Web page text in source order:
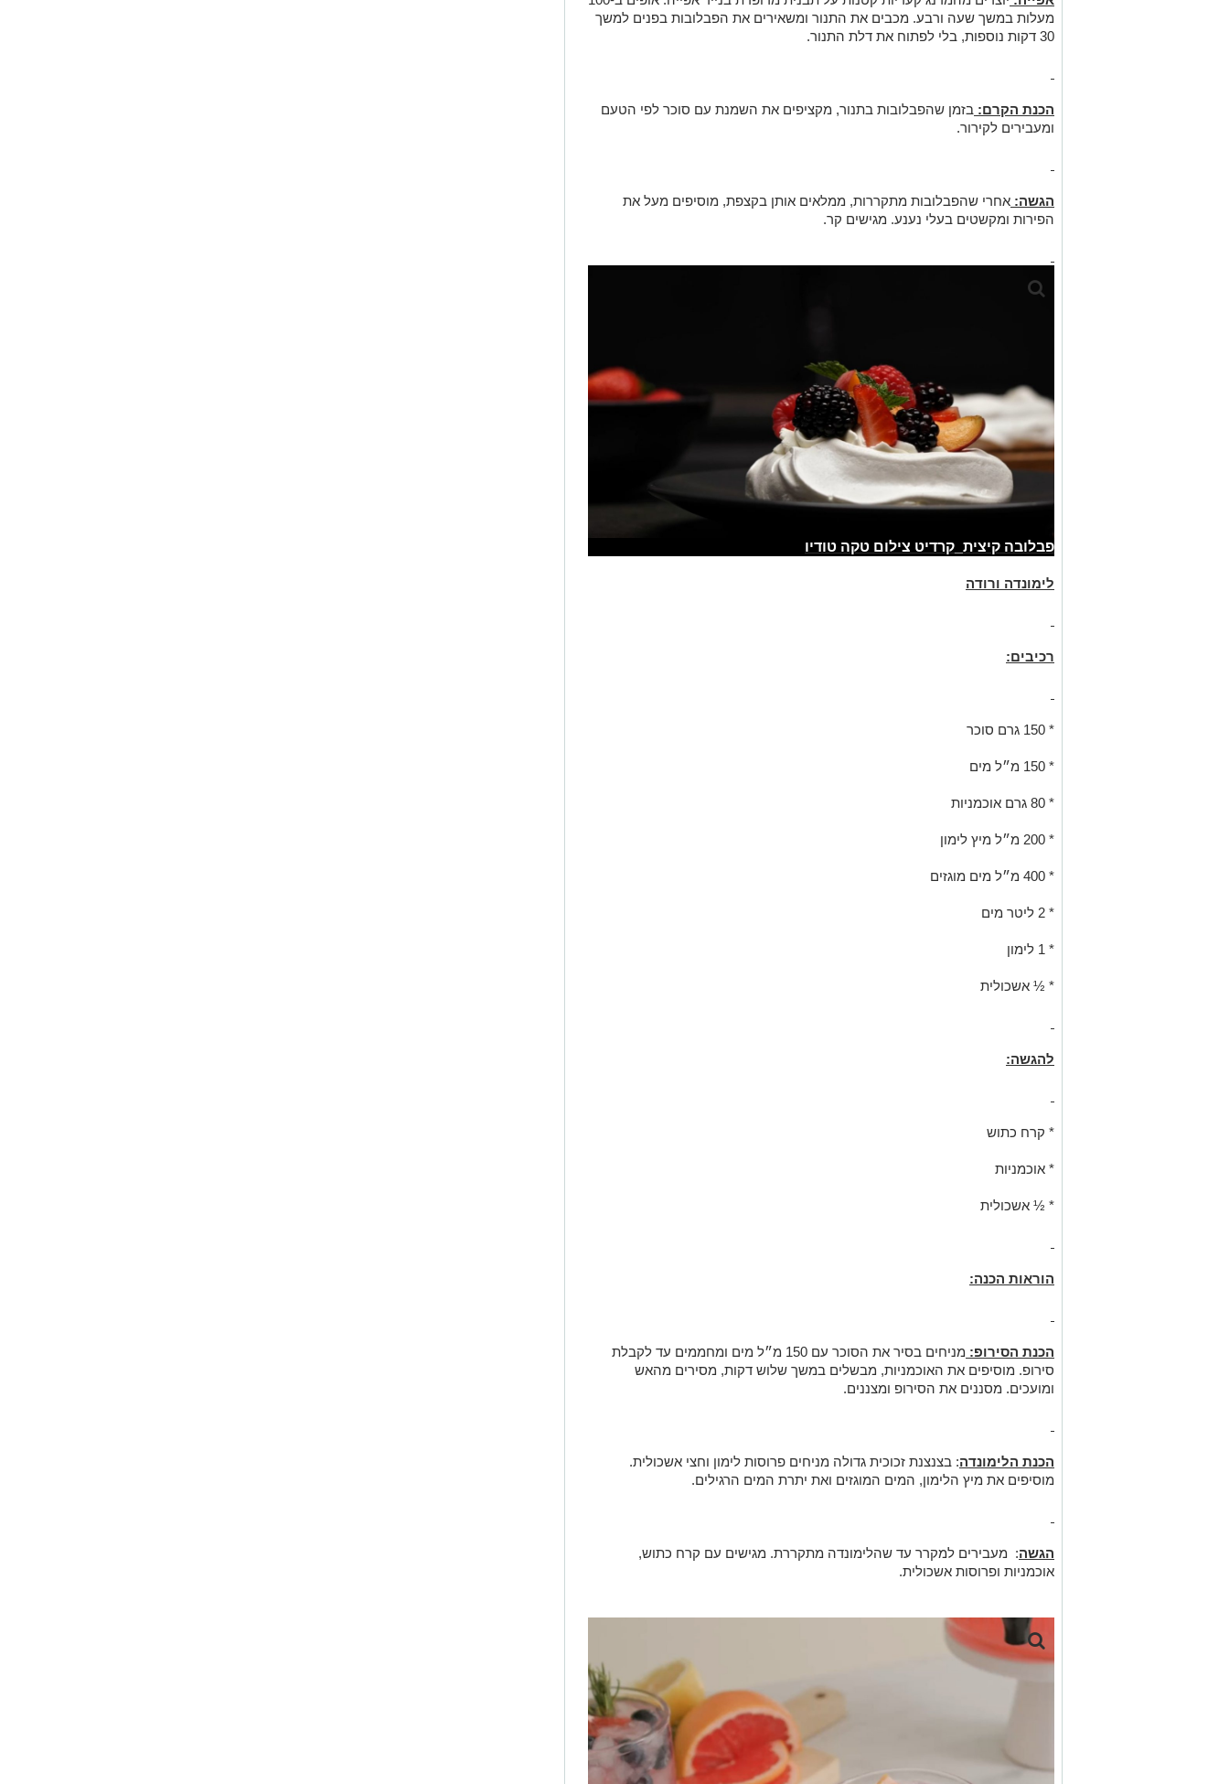
מעלות במשך שעה ורבע. מכבים את התנור ומשאירים את הפבלובות בפנים למשך
30 דקות נוספות, בלי לפתוח את דלת התנור.
הכנת הקרם: בזמן שהפבלובות בתנור, מקציפים את השמנת עם סוכר לפי הטעם
ומעבירים לקירור.
הגשה: אחרי שהפבלובות מתקררות, ממלאים אותן בקצפת, מוסיפים מעל את
הפירות ומקשטים בעלי נענע. מגישים קר.
פבלובה קיצית_קרדיט צילום טקה טודיו
לימונדה ורודה
רכיבים:
* 150 גרם סוכר
* 150 מ״ל מים
* 80 גרם אוכמניות
* 200 מ״ל מיץ לימון
* 400 מ״ל מים מוגזים
* 2 ליטר מים
* 1 לימון
* ½ אשכולית
להגשה:
* קרח כתוש
* אוכמניות
* ½ אשכולית
הוראות הכנה:
הכנת הסירופ:
מניחים בסיר את הסוכר עם 150 מ״ל מים ומחממים עד לקבלת
סירופ. מוסיפים את האוכמניות, מבשלים במשך שלוש דקות, מסירים מהאש
ומועכים. מסננים את הסירופ ומצננים.
הכנת הלימונדה: בצנצנת זכוכית גדולה מניחים פרוסות לימון וחצי אשכולית.
מוסיפים את מיץ הלימון, המים המוגזים ואת יתרת המים הרגילים.
הגשה: מעבירים למקרר עד שהלימונדה מתקררת. מגישים עם קרח כתוש,
אוכמניות ופרוסות אשכולית.